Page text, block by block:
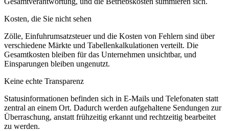
Kosten, die Sie nicht sehen
Zölle, Einfuhrumsatzsteuer und die Kosten von Fehlern sind über
verschiedene Märkte und Tabellenkalkulationen verteilt. Die
Gesamtkosten bleiben für das Unternehmen unsichtbar, und
Einsparungen bleiben ungenutzt.
Keine echte Transparenz
Statusinformationen befinden sich in E-Mails und Telefonaten statt
zentral an einem Ort. Dadurch werden aufgehaltene Sendungen zur
Überraschung, anstatt frühzeitig erkannt und rechtzeitig bearbeitet
zu werden.